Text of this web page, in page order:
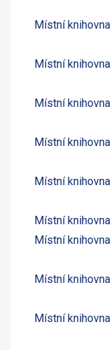
Místní
Místní
Místní
Místní
Místní
Místní
Místní
Místní
Místní